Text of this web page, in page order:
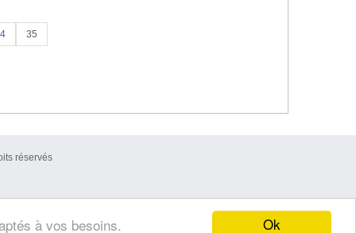
Ok
à vos besoins.
35
réservés